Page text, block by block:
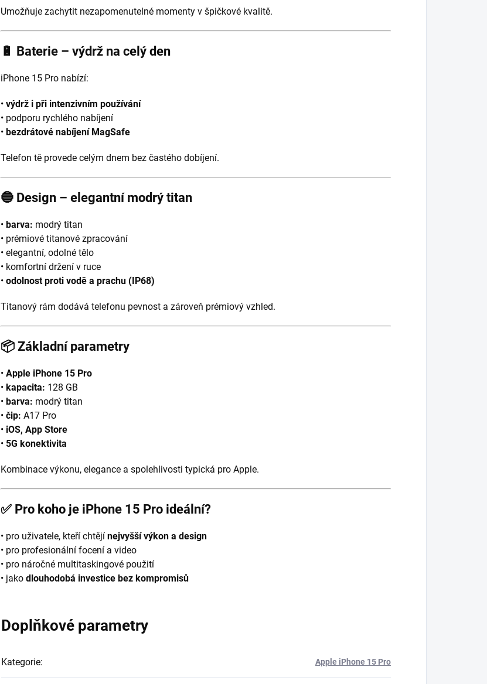
Umožňuje zachytit nezapomenutelné momenty v špičkové kvalitě.
🔋 Baterie – výdrž na celý den
iPhone 15 Pro nabízí:
• výdrž i při intenzivním používání
• podporu rychlého nabíjení
• bezdrátové nabíjení MagSafe
Telefon tě provede celým dnem bez častého dobíjení.
🔵 Design – elegantní modrý titan
• barva: modrý titan
• prémiové titanové zpracování
• elegantní, odolné tělo
• komfortní držení v ruce
• odolnost proti vodě a prachu (IP68)
Titanový rám dodává telefonu pevnost a zároveň prémiový vzhled.
📦 Základní parametry
• Apple iPhone 15 Pro
• kapacita: 128 GB
• barva: modrý titan
• čip: A17 Pro
• iOS, App Store
• 5G konektivita
Kombinace výkonu, elegance a spolehlivosti typická pro Apple.
✅ Pro koho je iPhone 15 Pro ideální?
• pro uživatele, kteří chtějí nejvyšší výkon a design
• pro profesionální focení a video
• pro náročné multitaskingové použití
• jako dlouhodobá investice bez kompromisů
Doplňkové parametry
Kategorie: Apple iPhone 15 Pro